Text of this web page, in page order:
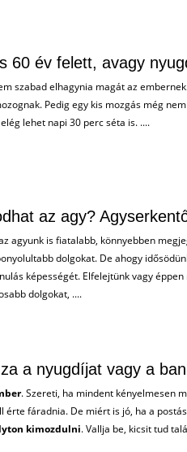
60 év felett, avagy
szabad elhagynia magát az
Pedig egy kis mozgás még
lehet napi 30 perc séta is. ....
az agy?
agyunk is fiatalabb, könnyebben
dolgokat. De ahogy
képességét. Elfelejtünk vagy
dolgokat, ....
a nyugdíjat vagy a
. Szereti, ha mindent kényelmesen
érte fáradnia. De miért is jó, ha a
kimozdulni. Vallja be, kicsit tud